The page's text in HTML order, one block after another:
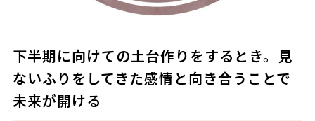
下半期に向けての土台作りをするとき。見
ないふりをしてきた感情と向き合うことで
未来が開ける